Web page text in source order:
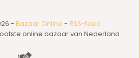
- Bazaar Online - RSS-feed
online bazaar van Nederland